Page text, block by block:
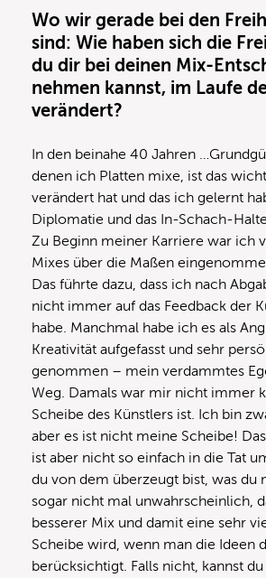
Wo wir gerade bei den
sind: Wie haben sich die
du dir bei deinen Mix-
nehmen kannst, im Laufe
verändert?
In den beinahe 40 Jahren
denen ich Platten mixe, ist das
verändert hat und das ich gelernt
Diplomatie und das In-Schach-
Zu Beginn meiner Karriere war ich
Mixes über die Maßen
Das führte dazu, dass ich nach
nicht immer auf das Feedback der
habe. Manchmal habe ich es als
Kreativität aufgefasst und sehr
genommen – mein verdammtes
Weg. Damals war mir nicht immer
Scheibe des Künstlers ist. Ich bin
aber es ist nicht meine Scheibe!
ist aber nicht so einfach in die Tat
du von dem überzeugt bist, was du
sogar nicht mal unwahrscheinlich,
besserer Mix und damit eine sehr
Scheibe wird, wenn man die Ideen
berücksichtigt. Falls nicht, kannst